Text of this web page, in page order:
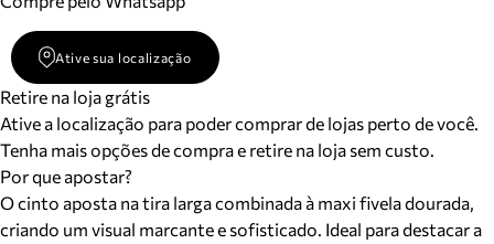
Ative sua localização
Retire na loja grátis
Ative a localização para poder comprar de lojas perto de você.
Tenha mais opções de compra e retire na loja sem custo.
Por que apostar?
O cinto aposta na tira larga combinada à maxi fivela dourada,
criando um visual marcante e sofisticado. Ideal para destacar a